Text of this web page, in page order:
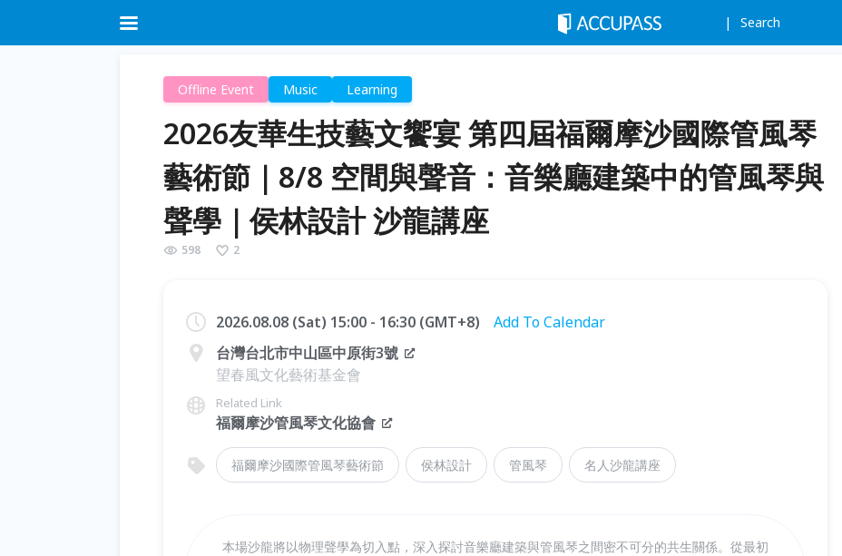
Search
Offline Event Music Learning
2026友華生技藝文饗宴 第四屆福爾摩沙國際管風琴
藝術節｜8/8 空間與聲音：音樂廳建築中的管風琴與
聲學｜侯林設計 沙龍講座
598 2
2026.08.08 (Sat) 15:00 - 16:30 (GMT+8)
Add To Calendar
台灣台北市中山區中原街3號
望春風文化藝術基金會
Related Link
福爾摩沙管風琴文化協會
福爾摩沙國際管風琴藝術節 侯林設計 管風琴 名人沙龍講座
本場沙龍將以物理聲學為切入點，深入探討音樂廳建築與管風琴之間密不可分的共生關係。從最初